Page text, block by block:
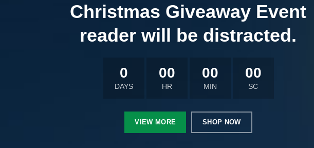
Christmas Giveaway Event
reader will be distracted.
0
DAYS
00
HR
00
MIN
00
SC
VIEW MORE SHOP NOW